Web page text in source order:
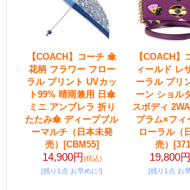
【COACH】コーチ 傘
花柄 フラワー フロー
ラル プリント UVカッ
ト99% 晴雨兼用 日傘
ミニ アンブレラ 折り
たたみ傘 ディープブル
ーマルチ（日本未発
売）
[CBM55]
14,900円(税込)
[残り1点 お早めに!]
【COACH】
ィールド レ
ーラル プリ
ーン ショル
スボディ
プラム×フィ
ローラル（
売）
19,800円
[残り1点 お